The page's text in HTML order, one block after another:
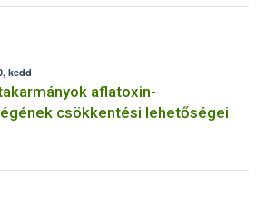
kedd
aflatoxin-
csökkentési lehetőségei